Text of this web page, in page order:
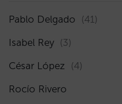
Pablo Delgado (41)
Isabel Rey (3)
César López (4)
Rocío Rivero